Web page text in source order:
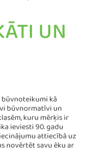
UN
kā
būvnormatīvi un
kuru mērķis ir
ieviesti 90. gadu
attiecībā uz
novērtēt savu ēku ar